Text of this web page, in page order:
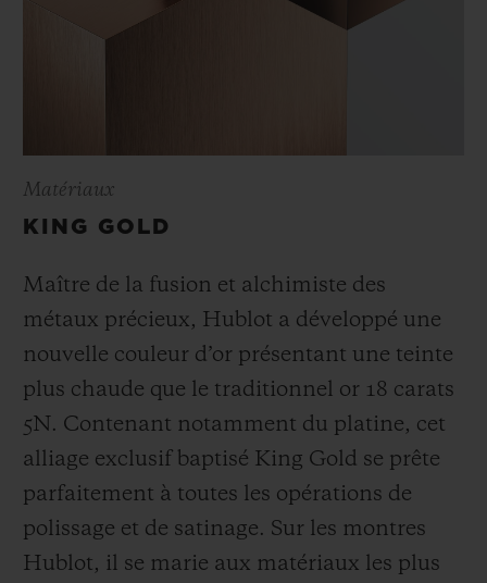
Matériaux
KING GOLD
Maître de la fusion et alchimiste des
métaux précieux, Hublot a développé une
nouvelle couleur d’or présentant une teinte
plus chaude que le traditionnel or 18 carats
5N. Contenant notamment du platine, cet
alliage exclusif baptisé King Gold se prête
parfaitement à toutes les opérations de
polissage et de satinage. Sur les montres
Hublot, il se marie aux matériaux les plus